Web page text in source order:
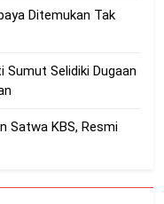
Ditemukan Tak
Sumut Selidiki Dugaan
Satwa KBS, Resmi